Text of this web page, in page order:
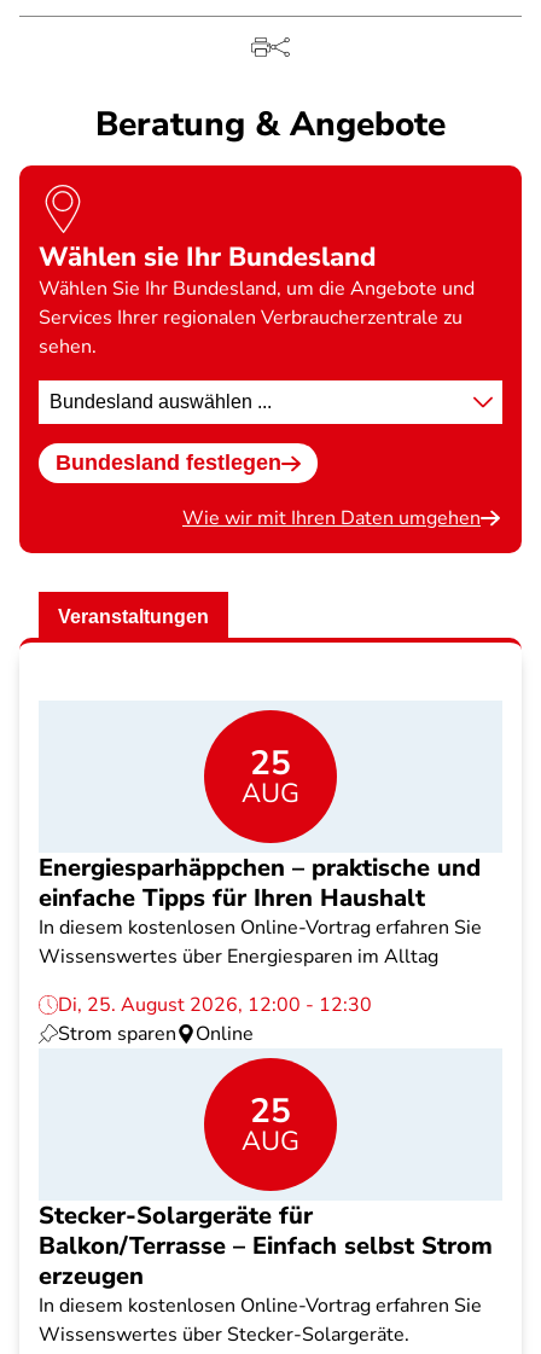
Beratung & Angebote
Wählen sie Ihr Bundesland
Wählen Sie Ihr Bundesland, um die Angebote und
Services Ihrer regionalen Verbraucherzentrale zu
sehen.
Standort
wählen
Bundesland festlegen
Wie wir mit Ihren Daten umgehen
Veranstaltungen
25
AUG
Energiesparhäppchen – praktische und
einfache Tipps für Ihren Haushalt
In diesem kostenlosen Online-Vortrag erfahren Sie
Wissenswertes über Energiesparen im Alltag
Di, 25. August 2026, 12:00 - 12:30
Strom sparen
Online
25
AUG
Stecker-Solargeräte für
Balkon/Terrasse – Einfach selbst Strom
erzeugen
In diesem kostenlosen Online-Vortrag erfahren Sie
Wissenswertes über Stecker-Solargeräte.